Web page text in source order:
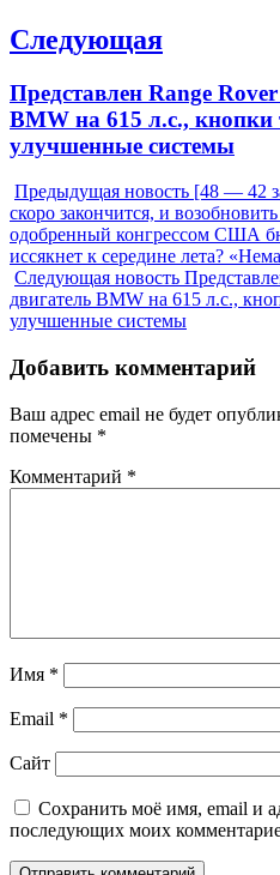
Следующая
Next
post:
Представлен Range
BMW на 615 л.с., кнопки
улучшенные системы
Предыдущая новость [48 — 42
скоро закончится, и
одобренный конгрессом США
иссякнет к середине лета?
Следующая новость
двигатель BMW на 615 л.с.,
улучшенные системы
Добавить комментарий
Ваш адрес email не будет
помечены *
Комментарий *
Имя *
Email *
Сайт
Сохранить моё имя, email и
последующих моих